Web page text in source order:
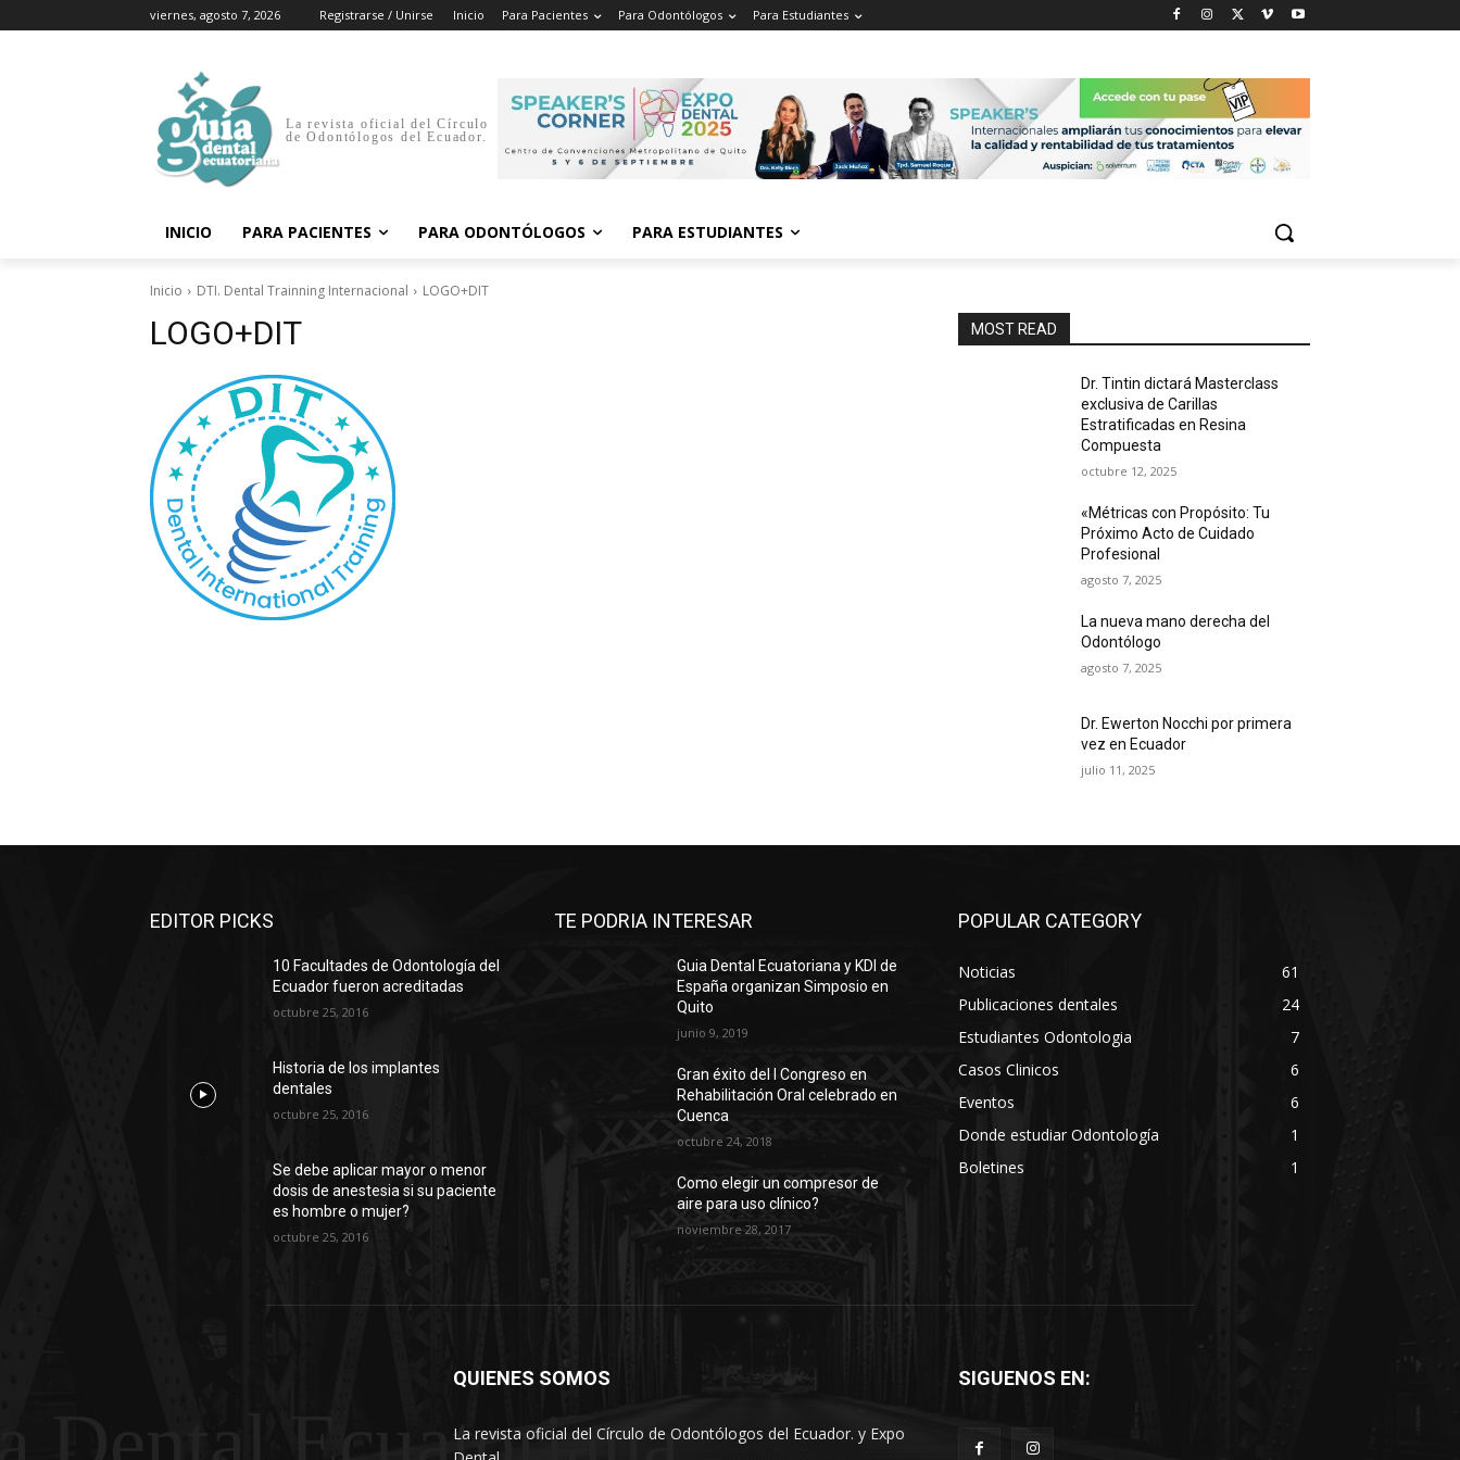
viernes, agosto 7, 2026 Registrarse / Unirse Inicio Para Pacientes Para Odontólogos Para Estudiantes
La revista oficial del Círculo
de Odontólogos del Ecuador.
INICIO PARA PACIENTES PARA ODONTÓLOGOS PARA ESTUDIANTES
Inicio DTI. Dental Trainning Internacional LOGO+DIT
LOGO+DIT MOST READ
Dr. Tintin dictará Masterclass
exclusiva de Carillas
Estratificadas en Resina
Compuesta
octubre 12, 2025
«Métricas con Propósito: Tu
Próximo Acto de Cuidado
Profesional
agosto 7, 2025
La nueva mano derecha del
Odontólogo
agosto 7, 2025
Dr. Ewerton Nocchi por primera
vez en Ecuador
julio 11, 2025
EDITOR PICKS
10 Facultades de Odontología del
Ecuador fueron acreditadas
octubre 25, 2016
Historia de los implantes
dentales
octubre 25, 2016
Se debe aplicar mayor o menor
dosis de anestesia si su paciente
es hombre o mujer?
octubre 25, 2016
TE PODRIA INTERESAR
Guia Dental Ecuatoriana y KDI de
España organizan Simposio en
Quito
junio 9, 2019
Gran éxito del I Congreso en
Rehabilitación Oral celebrado en
Cuenca
octubre 24, 2018
Como elegir un compresor de
aire para uso clínico?
noviembre 28, 2017
POPULAR CATEGORY
Noticias
61
Publicaciones dentales
24
Estudiantes Odontologia
7
Casos Clinicos
6
Eventos
6
Donde estudiar Odontología
1
Boletines
1
QUIENES SOMOS
La revista oficial del Círculo de Odontólogos del Ecuador. y Expo
SIGUENOS EN: